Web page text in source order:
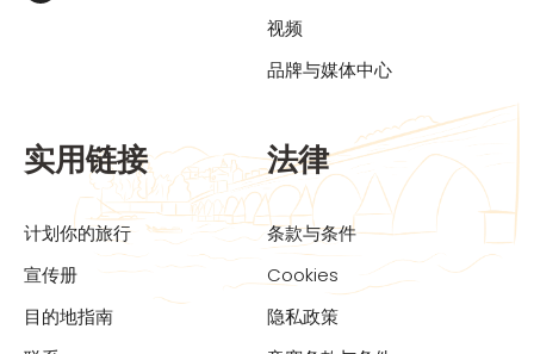
视频
品牌与媒体中心
实用链接
计划你的旅行
宣传册
目的地指南
法律
条款与条件
Cookies
隐私政策